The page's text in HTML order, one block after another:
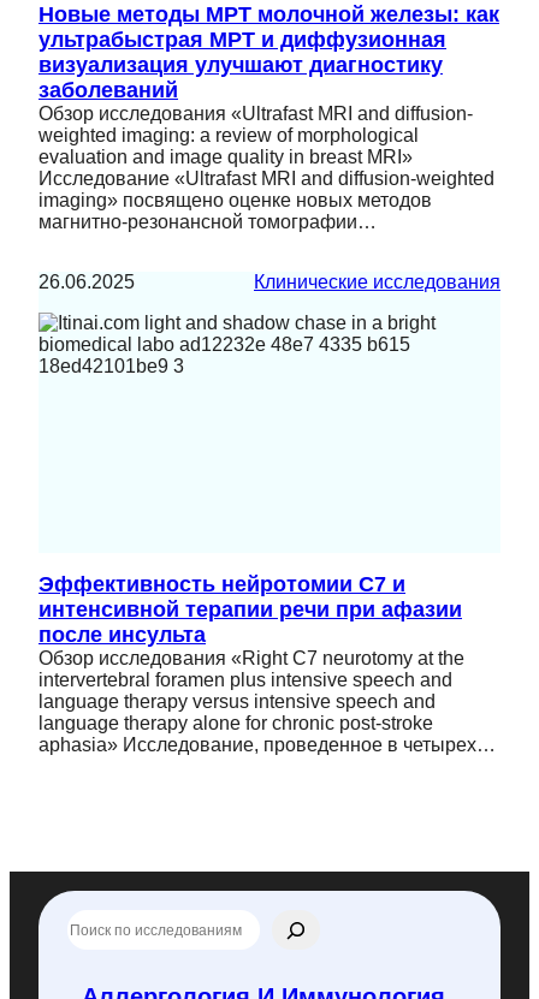
Новые методы МРТ молочной железы: как
ультрабыстрая МРТ и диффузионная
визуализация улучшают диагностику
заболеваний
Обзор исследования «Ultrafast MRI and diffusion-
weighted imaging: a review of morphological
evaluation and image quality in breast MRI»
Исследование «Ultrafast MRI and diffusion-weighted
imaging» посвящено оценке новых методов
магнитно-резонансной томографии…
26.06.2025 Клинические исследования
Эффективность нейротомии C7 и
интенсивной терапии речи при афазии
после инсульта
Обзор исследования «Right C7 neurotomy at the
intervertebral foramen plus intensive speech and
language therapy versus intensive speech and
language therapy alone for chronic post-stroke
aphasia» Исследование, проведенное в четырех…
о